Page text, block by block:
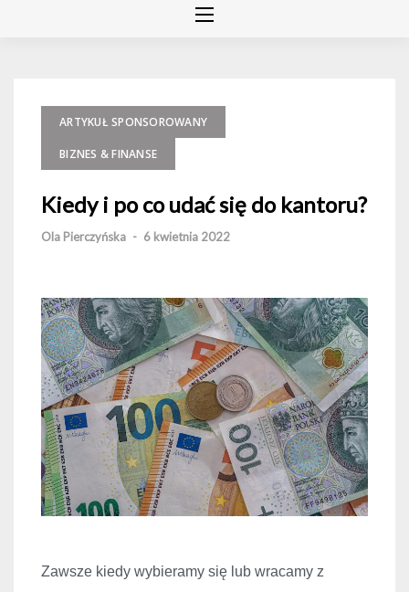
ARTYKUŁ SPONSOROWANY
BIZNES & FINANSE
Kiedy i po co udać się do kantoru?
Ola Pierczyńska - 6 kwietnia 2022
Zawsze kiedy wybieramy się lub wracamy z